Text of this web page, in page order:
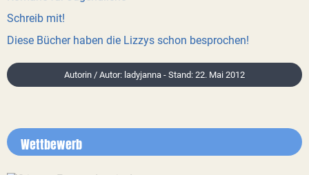
Schreib mit!
Diese Bücher haben die Lizzys schon besprochen!
Autorin / Autor: ladyjanna - Stand: 22. Mai 2012
Wettbewerb